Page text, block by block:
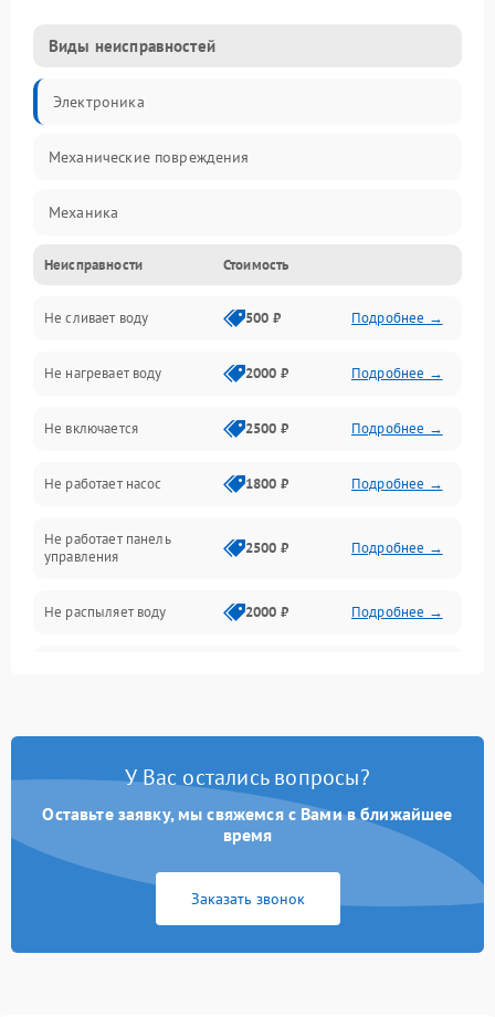
Виды неисправностей
Электроника
Механические повреждения
Механика
Управление
Электропитание
Датчики
Нагрев
Вода
Гигиена
Программное обеспечение
Неисправности Стоимость
Не сливает воду 500 ₽ Подробнее →
Не нагревает воду 2000 ₽ Подробнее →
Не включается 2500 ₽ Подробнее →
Не работает насос 1800 ₽ Подробнее →
Не работает панель
управления
2500 ₽ Подробнее →
Не распыляет воду 2000 ₽ Подробнее →
Проблемы с набором
Не работает сушилка 2100 ₽ Подробнее →
Сбои в работе таймера 1700 ₽
У Вас остались вопросы?
Оставьте заявку, мы свяжемся с Вами в ближайшее
время
Заказать звонок